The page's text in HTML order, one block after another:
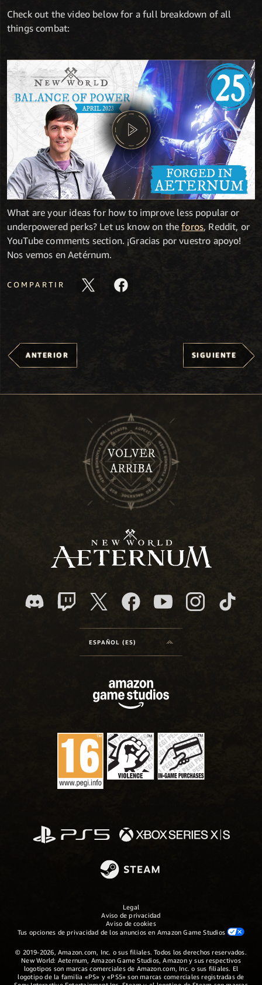
Check out the video below for a full breakdown of all
things combat:
What are your ideas for how to improve less popular or
underpowered perks? Let us know on theforos, Reddit, or
YouTube comments section. ¡Gracias por vuestro apoyo!
Nos vemos en Aetérnum.
COMPARTIR
ANTERIOR SIGUIENTE
VOLVER
ARRIBA
ESPAÑOL (ES)
Legal
Aviso de privacidad
Aviso de cookies
Tus opciones de privacidad de los anuncios en Amazon Game Studios
© 2019-2026, Amazon.com, Inc. o sus filiales. Todos los derechos reservados.
New World: Aeternum, Amazon Game Studios, Amazon y sus respectivos
logotipos son marcas comerciales de Amazon.com, Inc. o sus filiales. El
logotipo de la familia «PS» y «PS5» son marcas comerciales registradas de